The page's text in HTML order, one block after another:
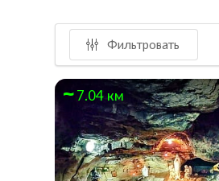
Фильтровать
7.04 км